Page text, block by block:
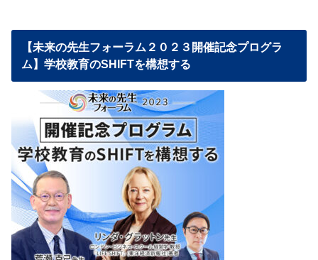
【未来の先生フォーラム２０２３開催記念プログラ
ム】学校教育のSHIFTを構想する